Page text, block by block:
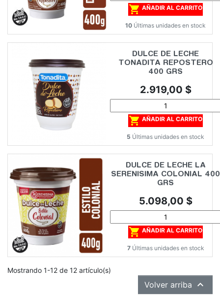
 AÑADIR AL CARRITO
10 Últimas unidades en stock
DULCE DE LECHE
TONADITA REPOSTERO
400 GRS
Precio
2.919,00 $
 AÑADIR AL CARRITO
5 Últimas unidades en stock
DULCE DE LECHE LA
SERENISIMA COLONIAL 400
GRS
Precio
5.098,00 $
 AÑADIR AL CARRITO
7 Últimas unidades en stock
Mostrando 1-12 de 12 artículo(s)
Volver arriba 